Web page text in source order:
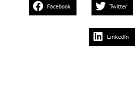
Facebook Twitter
LinkedIn